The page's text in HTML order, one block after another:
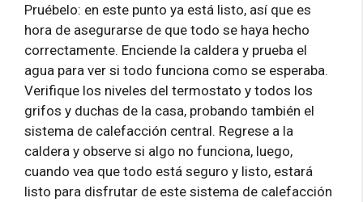
Pruébelo: en este punto ya está listo, así que es
hora de asegurarse de que todo se haya hecho
correctamente. Enciende la caldera y prueba el
agua para ver si todo funciona como se esperaba.
Verifique los niveles del termostato y todos los
grifos y duchas de la casa, probando también el
sistema de calefacción central. Regrese a la
caldera y observe si algo no funciona, luego,
cuando vea que todo está seguro y listo, estará
listo para disfrutar de este sistema de calefacción